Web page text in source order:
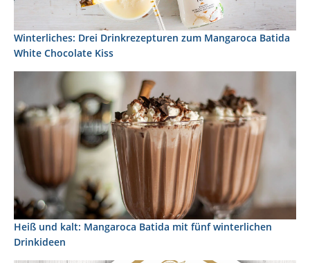
Winterliches: Drei Drinkrezepturen zum Mangaroca Batida
White Chocolate Kiss
Heiß und kalt: Mangaroca Batida mit fünf winterlichen
Drinkideen